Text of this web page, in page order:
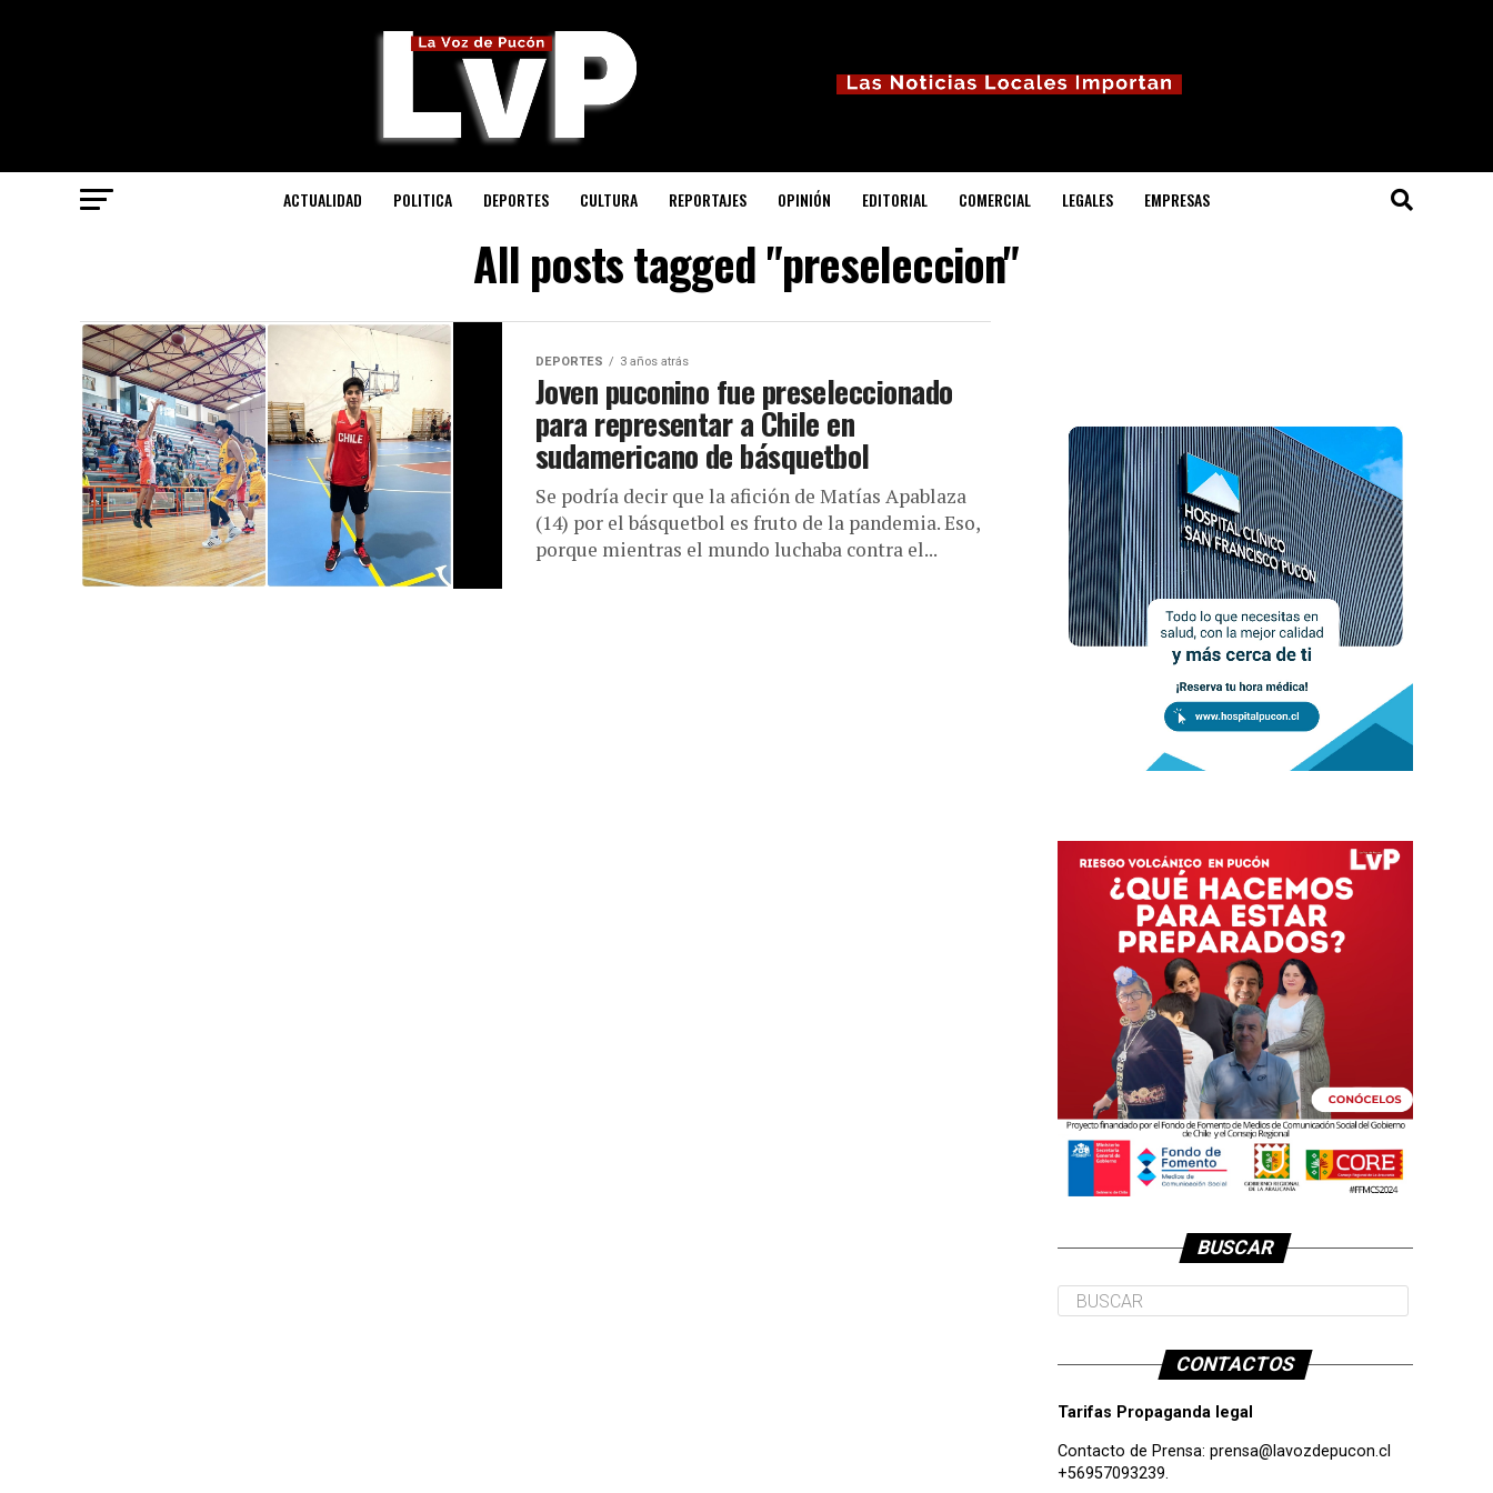
ACTUALIDAD POLITICA DEPORTES CULTURA REPORTAJES OPINIÓN EDITORIAL COMERCIAL LEGALES EMPRESAS
All posts tagged "preseleccion"
DEPORTES 3 años atrás
Joven puconino fue preseleccionado
para representar a Chile en
sudamericano de básquetbol
Se podría decir que la afición de Matías Apablaza
(14) por el básquetbol es fruto de la pandemia. Eso,
porque mientras el mundo luchaba contra el...
BUSCAR
CONTACTOS
Tarifas Propaganda legal
Contacto de Prensa: prensa@lavozdepucon.cl
+56957093239.